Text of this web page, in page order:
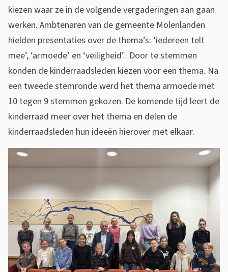
kiezen waar ze in de volgende vergaderingen aan gaan
werken. Ambtenaren van de gemeente Molenlanden
hielden presentaties over de thema’s: ‘iedereen telt
mee’, ‘armoede’ en ‘veiligheid’. Door te stemmen
konden de kinderraadsleden kiezen voor een thema. Na
een tweede stemronde werd het thema armoede met
10 tegen 9 stemmen gekozen. De komende tijd leert de
kinderraad meer over het thema en delen de
kinderraadsleden hun ideeën hierover met elkaar.